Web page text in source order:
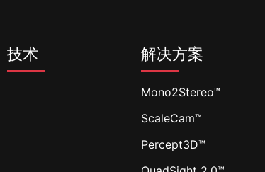
技术 解决方案
Mono2Stereo™
ScaleCam™
Percept3D™